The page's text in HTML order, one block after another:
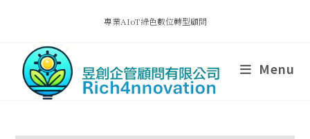
專業AIoT綠色數位轉型顧問
Menu